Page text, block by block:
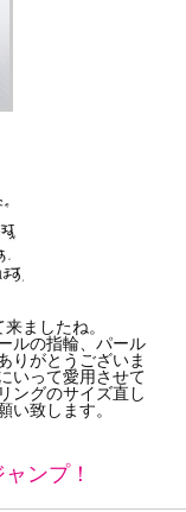
ましたね。
ルの指輪、パール
りがとうございま
いって愛用させて
ングのサイズ直し
い致します。
ンプ！